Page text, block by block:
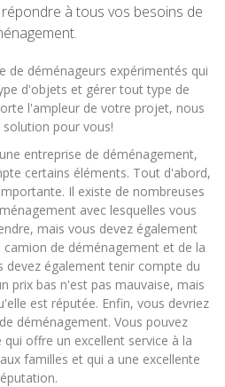
à tous vos besoins de
de déménageurs expérimentés qui
d'objets et gérer tout type de
l'ampleur de votre projet, nous
solution pour vous!
entreprise de déménagement,
certains éléments. Tout d'abord,
Il existe de nombreuses
avec lesquelles vous
mais vous devez également
de déménagement et de la
devez également tenir compte du
prix bas n'est pas mauvaise, mais
est réputée. Enfin, vous devriez
déménagement. Vous pouvez
offre un excellent service à la
familles et qui a une excellente